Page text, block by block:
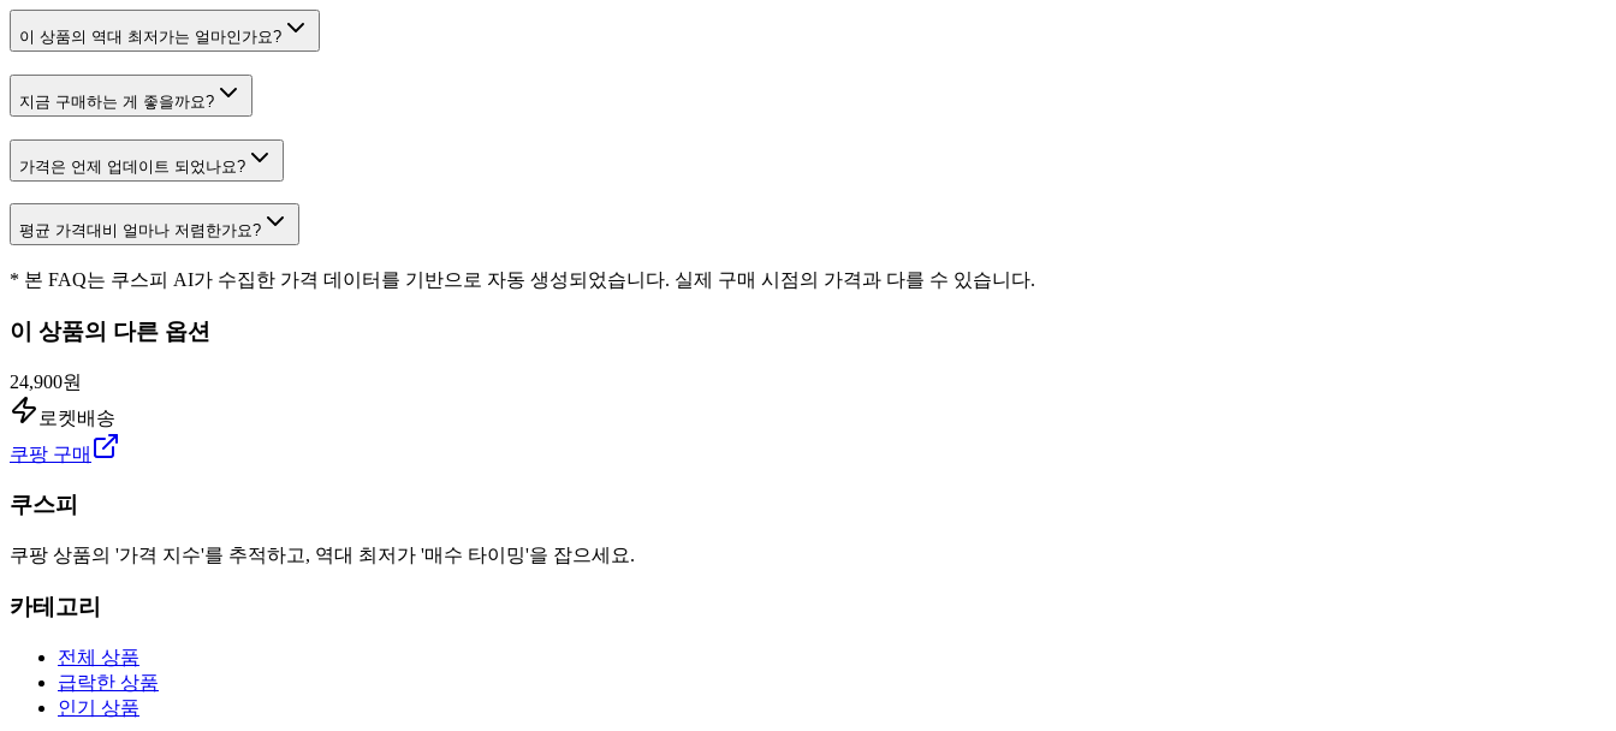
이 상품의 역대 최저가는 얼마인가요?
지금 구매하는 게 좋을까요?
가격은 언제 업데이트 되었나요?
평균 가격대비 얼마나 저렴한가요?
* 본 FAQ는 쿠스피 AI가 수집한 가격 데이터를 기반으로 자동 생성되었습니다. 실제 구매 시점의 가격과 다를 수 있습니다.
이 상품의 다른 옵션
24,900원
로켓배송
쿠팡 구매
쿠스피
쿠팡 상품의 '가격 지수'를 추적하고, 역대 최저가 '매수 타이밍'을 잡으세요.
카테고리
전체 상품
급락한 상품
인기 상품